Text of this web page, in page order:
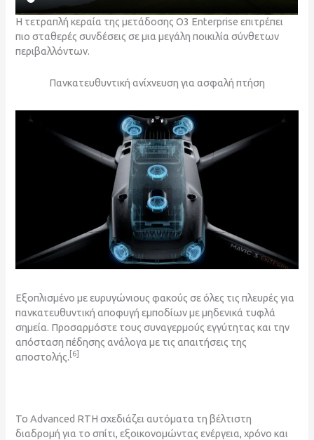
Η τετραπλή κεραία της μετάδοσης O3 Enterprise επιτρέπει
πιο σταθερές συνδέσεις σε μια μεγάλη ποικιλία σύνθετων
περιβαλλόντων.
Πανκατευθυντική ανίχνευση για ασφαλή πτήση
Εξοπλισμένο με ευρυγώνιους φακούς σε όλες τις πλευρές για
πανκατευθυντική αποφυγή εμποδίων με μηδενικά τυφλά
σημεία. Προσαρμόστε τους συναγερμούς εγγύτητας και την
απόσταση πέδησης ανάλογα με τις απαιτήσεις της
αποστολής. [6]
Το Advanced RTH σχεδιάζει αυτόματα τη βέλτιστη
διαδρομή για το σπίτι, εξοικονομώντας ενέργεια, χρόνο και